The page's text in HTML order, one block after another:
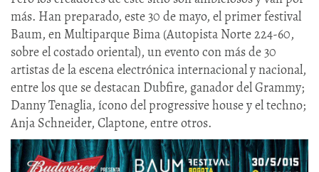
más. Han preparado, este 30 de mayo, el primer festival
Baum, en Multiparque Bima (Autopista Norte 224-60,
sobre el costado oriental), un evento con más de 30
artistas de la escena electrónica internacional y nacional,
entre los que se destacan Dubfire, ganador del Grammy;
Danny Tenaglia, ícono del progressive house y el techno;
Anja Schneider, Claptone, entre otros.